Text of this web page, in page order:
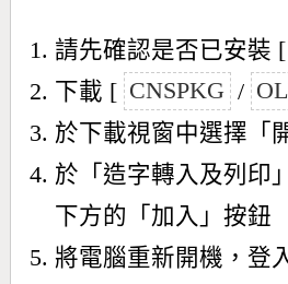
請先確認是否已安裝 [
下載 [ CNSPKG /
於下載視窗中選擇「
於「造字轉入及列印
下方的「加入」按鈕
將電腦重新開機，登